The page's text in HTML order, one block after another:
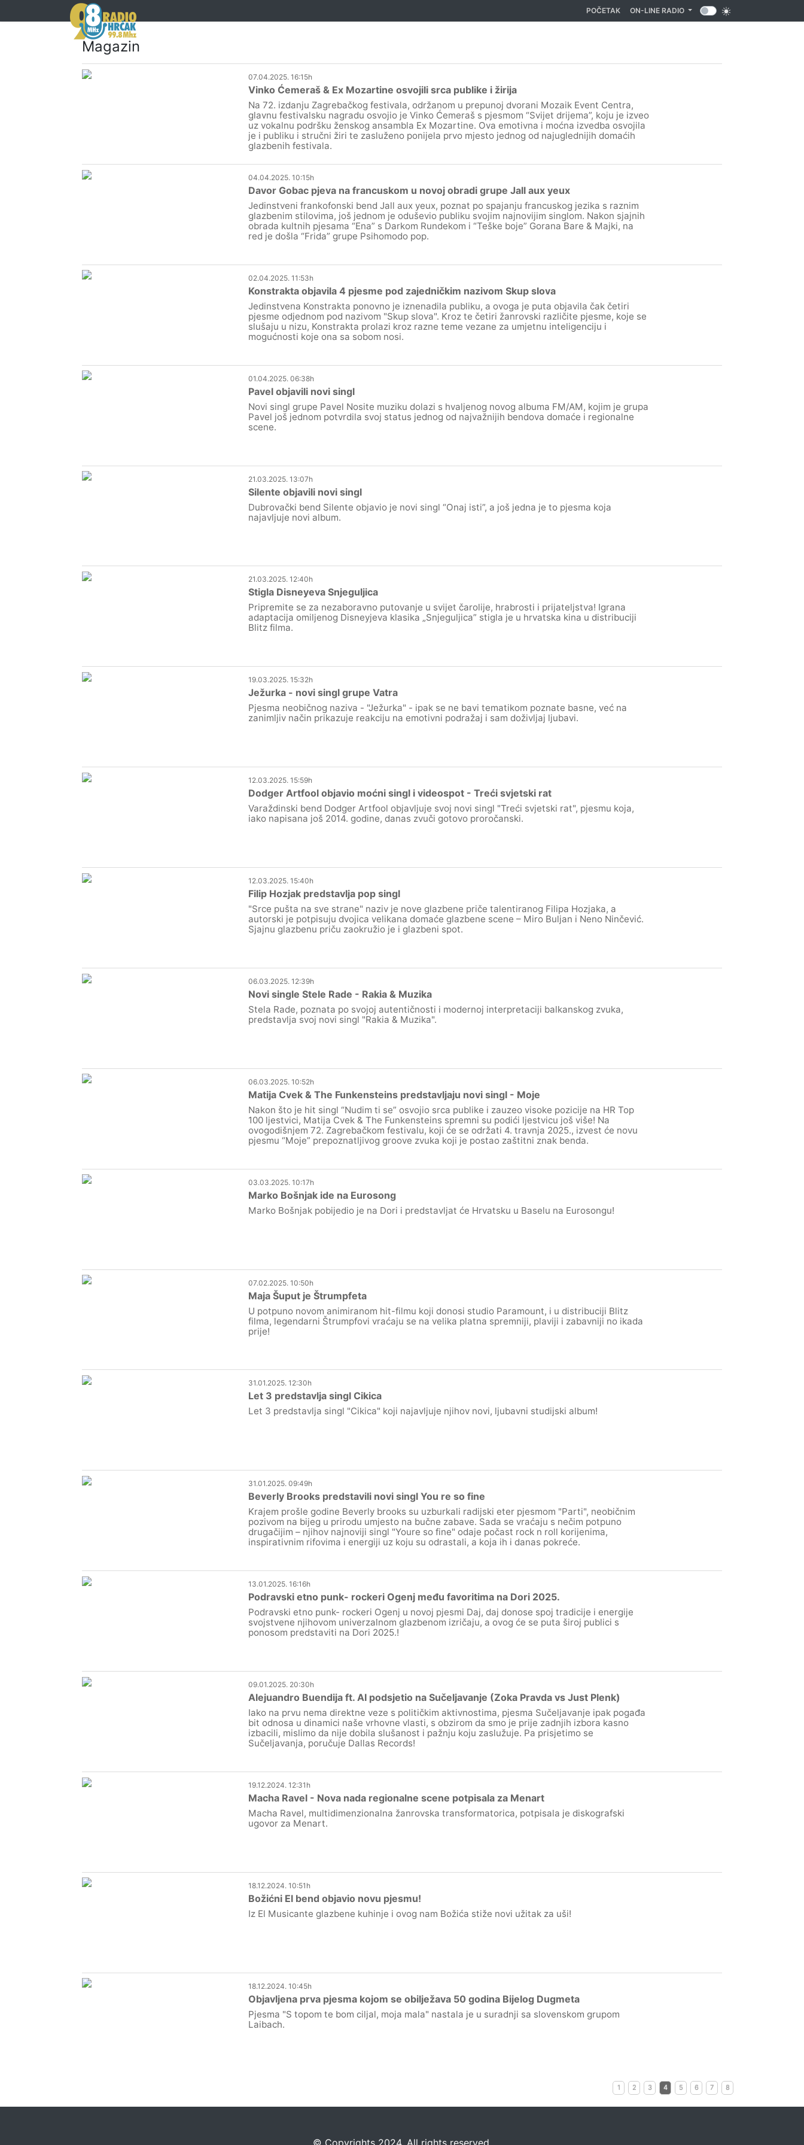
POČETAK(CURRENT)
ON-LINE RADIO
Magazin
07.04.2025. 16:15h
Vinko Ćemeraš & Ex Mozartine osvojili srca publike i žirija
Na 72. izdanju Zagrebačkog festivala, održanom u prepunoj dvorani Mozaik Event Centra,
glavnu festivalsku nagradu osvojio je Vinko Ćemeraš s pjesmom “Svijet drijema”, koju je izveo
uz vokalnu podršku ženskog ansambla Ex Mozartine. Ova emotivna i moćna izvedba osvojila
je i publiku i stručni žiri te zasluženo ponijela prvo mjesto jednog od najuglednijih domaćih
glazbenih festivala.
04.04.2025. 10:15h
Davor Gobac pjeva na francuskom u novoj obradi grupe Jall aux yeux
Jedinstveni frankofonski bend Jall aux yeux, poznat po spajanju francuskog jezika s raznim
glazbenim stilovima, još jednom je oduševio publiku svojim najnovijim singlom. Nakon sjajnih
obrada kultnih pjesama “Ena” s Darkom Rundekom i “Teške boje” Gorana Bare & Majki, na
red je došla “Frida” grupe Psihomodo pop.
02.04.2025. 11:53h
Konstrakta objavila 4 pjesme pod zajedničkim nazivom Skup slova
Jedinstvena Konstrakta ponovno je iznenadila publiku, a ovoga je puta objavila čak četiri
pjesme odjednom pod nazivom "Skup slova". Kroz te četiri žanrovski različite pjesme, koje se
slušaju u nizu, Konstrakta prolazi kroz razne teme vezane za umjetnu inteligenciju i
mogućnosti koje ona sa sobom nosi.
01.04.2025. 06:38h
Pavel objavili novi singl
Novi singl grupe Pavel Nosite muziku dolazi s hvaljenog novog albuma FM/AM, kojim je grupa
Pavel još jednom potvrdila svoj status jednog od najvažnijih bendova domaće i regionalne
scene.
21.03.2025. 13:07h
Silente objavili novi singl
Dubrovački bend Silente objavio je novi singl “Onaj isti”, a još jedna je to pjesma koja
najavljuje novi album.
21.03.2025. 12:40h
Stigla Disneyeva Snjeguljica
Pripremite se za nezaboravno putovanje u svijet čarolije, hrabrosti i prijateljstva! Igrana
adaptacija omiljenog Disneyjeva klasika „Snjeguljica” stigla je u hrvatska kina u distribuciji
Blitz filma.
19.03.2025. 15:32h
Ježurka - novi singl grupe Vatra
Pjesma neobičnog naziva - "Ježurka" - ipak se ne bavi tematikom poznate basne, već na
zanimljiv način prikazuje reakciju na emotivni podražaj i sam doživljaj ljubavi.
12.03.2025. 15:59h
Dodger Artfool objavio moćni singl i videospot - Treći svjetski rat
Varaždinski bend Dodger Artfool objavljuje svoj novi singl "Treći svjetski rat", pjesmu koja,
iako napisana još 2014. godine, danas zvuči gotovo proročanski.
12.03.2025. 15:40h
Filip Hozjak predstavlja pop singl
"Srce pušta na sve strane" naziv je nove glazbene priče talentiranog Filipa Hozjaka, a
autorski je potpisuju dvojica velikana domaće glazbene scene – Miro Buljan i Neno Ninčević.
Sjajnu glazbenu priču zaokružio je i glazbeni spot.
06.03.2025. 12:39h
Novi single Stele Rade - Rakia & Muzika
Stela Rade, poznata po svojoj autentičnosti i modernoj interpretaciji balkanskog zvuka,
predstavlja svoj novi singl "Rakia & Muzika".
06.03.2025. 10:52h
Matija Cvek & The Funkensteins predstavljaju novi singl - Moje
Nakon što je hit singl “Nudim ti se” osvojio srca publike i zauzeo visoke pozicije na HR Top
100 ljestvici, Matija Cvek & The Funkensteins spremni su podići ljestvicu još više! Na
ovogodišnjem 72. Zagrebačkom festivalu, koji će se održati 4. travnja 2025., izvest će novu
pjesmu “Moje” prepoznatljivog groove zvuka koji je postao zaštitni znak benda.
03.03.2025. 10:17h
Marko Bošnjak ide na Eurosong
Marko Bošnjak pobijedio je na Dori i predstavljat će Hrvatsku u Baselu na Eurosongu!
07.02.2025. 10:50h
Maja Šuput je Štrumpfeta
U potpuno novom animiranom hit-filmu koji donosi studio Paramount, i u distribuciji Blitz
filma, legendarni Štrumpfovi vraćaju se na velika platna spremniji, plaviji i zabavniji no ikada
prije!
31.01.2025. 12:30h
Let 3 predstavlja singl Cikica
Let 3 predstavlja singl "Cikica" koji najavljuje njihov novi, ljubavni studijski album!
31.01.2025. 09:49h
Beverly Brooks predstavili novi singl You re so fine
Krajem prošle godine Beverly brooks su uzburkali radijski eter pjesmom "Parti", neobičnim
pozivom na bijeg u prirodu umjesto na bučne zabave. Sada se vraćaju s nečim potpuno
drugačijim – njihov najnoviji singl "Youre so fine" odaje počast rock n roll korijenima,
inspirativnim rifovima i energiji uz koju su odrastali, a koja ih i danas pokreće.
13.01.2025. 16:16h
Podravski etno punk- rockeri Ogenj među favoritima na Dori 2025.
Podravski etno punk- rockeri Ogenj u novoj pjesmi Daj, daj donose spoj tradicije i energije
svojstvene njihovom univerzalnom glazbenom izričaju, a ovog će se puta široj publici s
ponosom predstaviti na Dori 2025.!
09.01.2025. 20:30h
Alejuandro Buendija ft. AI podsjetio na Sučeljavanje (Zoka Pravda vs Just Plenk)
Iako na prvu nema direktne veze s političkim aktivnostima, pjesma Sučeljavanje ipak pogađa
bit odnosa u dinamici naše vrhovne vlasti, s obzirom da smo je prije zadnjih izbora kasno
izbacili, mislimo da nije dobila slušanost i pažnju koju zaslužuje. Pa prisjetimo se
Sučeljavanja, poručuje Dallas Records!
19.12.2024. 12:31h
Macha Ravel - Nova nada regionalne scene potpisala za Menart
Macha Ravel, multidimenzionalna žanrovska transformatorica, potpisala je diskografski
ugovor za Menart.
18.12.2024. 10:51h
Božićni El bend objavio novu pjesmu!
Iz El Musicante glazbene kuhinje i ovog nam Božića stiže novi užitak za uši!
18.12.2024. 10:45h
Objavljena prva pjesma kojom se obilježava 50 godina Bijelog Dugmeta
Pjesma "S topom te bom ciljal, moja mala" nastala je u suradnji sa slovenskom grupom
Laibach.
1 2 3 4 5 6 7 8
©️ Copyrights 2024. All rights reserved.